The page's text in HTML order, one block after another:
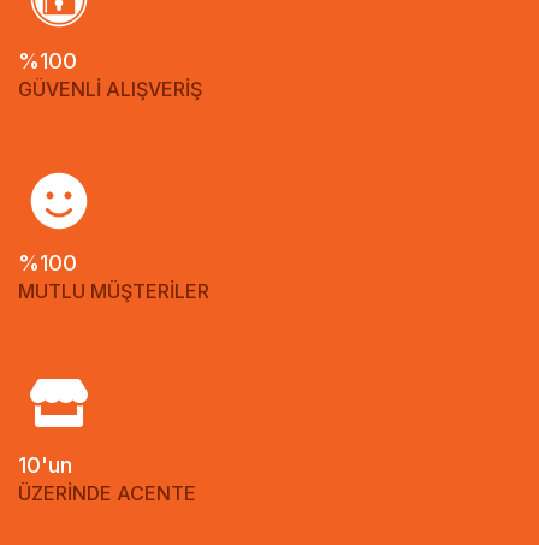
%100
GÜVENLİ ALIŞVERİŞ
%100
MUTLU MÜŞTERİLER
10'un
ÜZERİNDE ACENTE